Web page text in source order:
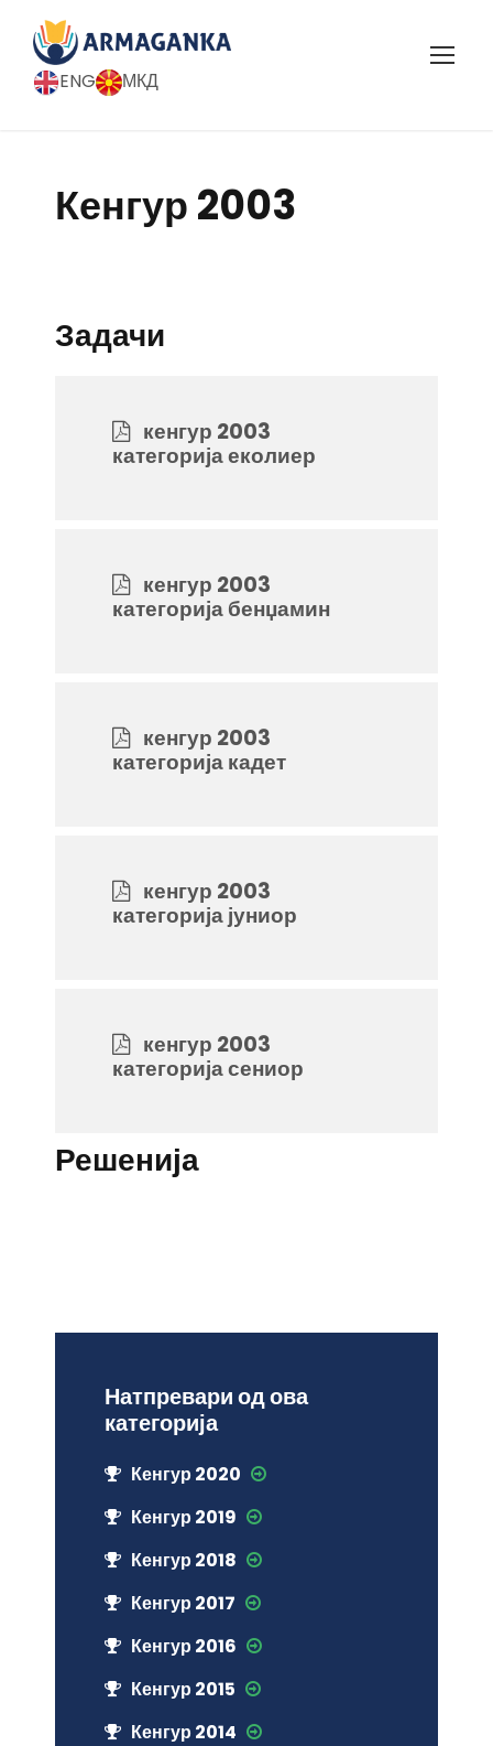
ENG МКД
Кенгур 2003
Задачи
кенгур 2003
категорија еколиер
кенгур 2003
категорија бенџамин
кенгур 2003
категорија кадет
кенгур 2003
категорија јуниор
кенгур 2003
категорија сениор
Решенија
Натпревари од ова
категорија
Кенгур 2020
Кенгур 2019
Кенгур 2018
Кенгур 2017
Кенгур 2016
Кенгур 2015
Кенгур 2014